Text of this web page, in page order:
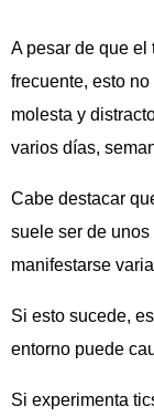
A pesar de que
frecuente, esto
molesta y
varios días,
Cabe destacar
suele ser de
manifestarse
Si esto sucede,
entorno puede
Si experimenta